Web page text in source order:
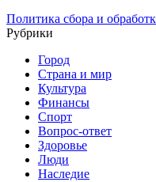
Политика сбора и
Рубрики
Город
Страна и мир
Культура
Финансы
Спорт
Вопрос-ответ
Здоровье
Люди
Наследие